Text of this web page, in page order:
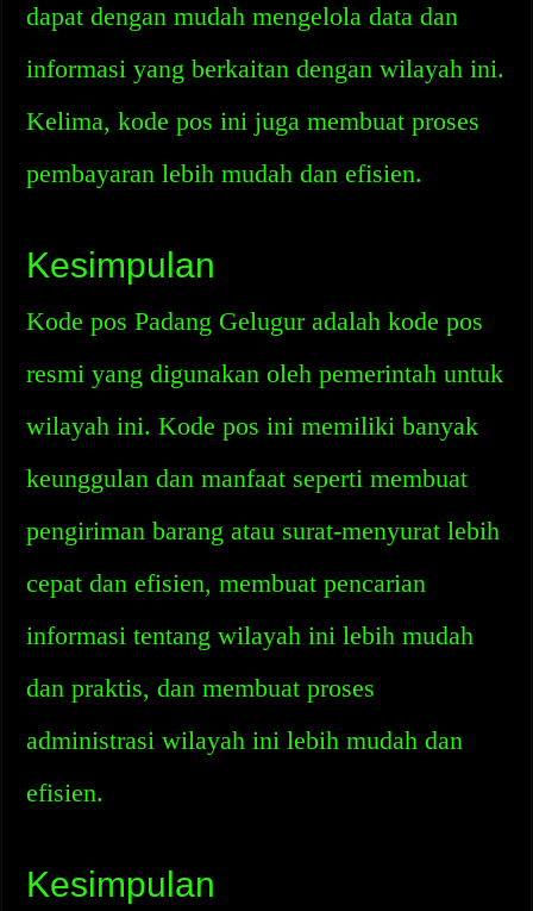
dapat dengan mudah mengelola data dan
informasi yang berkaitan dengan wilayah ini.
Kelima, kode pos ini juga membuat proses
pembayaran lebih mudah dan efisien.
Kesimpulan
Kode pos Padang Gelugur adalah kode pos
resmi yang digunakan oleh pemerintah untuk
wilayah ini. Kode pos ini memiliki banyak
keunggulan dan manfaat seperti membuat
pengiriman barang atau surat-menyurat lebih
cepat dan efisien, membuat pencarian
informasi tentang wilayah ini lebih mudah
dan praktis, dan membuat proses
administrasi wilayah ini lebih mudah dan
efisien.
Kesimpulan